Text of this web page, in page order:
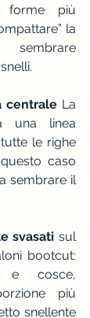
forme più
la
centrale La
una linea
le righe
caso
sembrare il
svasati sul
bootcut:
e cosce,
più
snellente